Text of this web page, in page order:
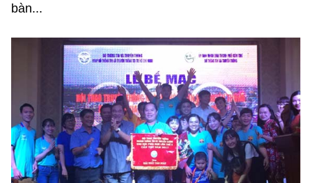
bàn...